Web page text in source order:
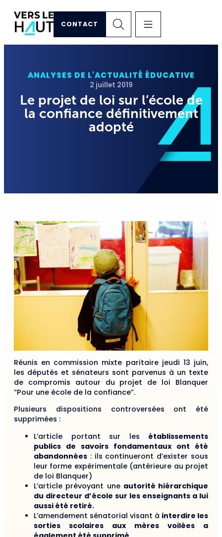
CONTACT
ANALYSES DE L'ACTUALITÉ ÉDUCATIVE
2 juillet 2019
Le projet de loi sur l’école de
la confiance définitivement
adopté
Réunis en commission mixte paritaire jeudi 13 juin,
les députés et sénateurs sont parvenus à un texte
de compromis autour du projet de loi Blanquer
“Pour une école de la confiance”.
Plusieurs dispositions controversées ont été
supprimées :
L’article portant sur les établissements
publics de savoirs fondamentaux ont été
abandonnées : ils continueront d’exister sous
leur forme expérimentale (antérieure au projet
de loi Blanquer)
L’article prévoyant une autorité hiérarchique
du directeur d’école sur les enseignants a lui
aussi été retiré.
L’amendement sénatorial visant à interdire les
sorties scolaires aux mères voilées a